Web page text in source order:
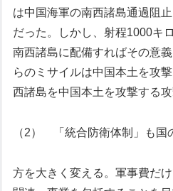
は中国海軍の南西諸島通過阻
だった。しかし、射程1000キ
南西諸島に配備すればその意
らのミサイルは中国本土を攻
西諸島を中国本土を攻撃する
（2） 「統合防衛体制」も国
方を大きく変える。軍事費だ